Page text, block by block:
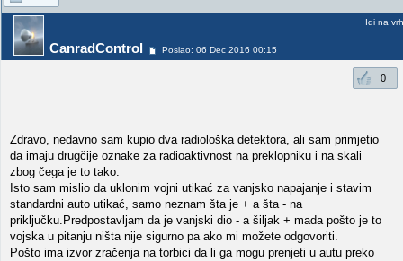
CanradControl Poslao: 06 Dec 2016 00:15
Idi na vrh
0
Zdravo, nedavno sam kupio dva radiološka detektora, ali sam primjetio
da imaju drugčije oznake za radioaktivnost na preklopniku i na skali
zbog čega je to tako.
Isto sam mislio da uklonim vojni utikać za vanjsko napajanje i stavim
standardni auto utikać, samo neznam šta je + a šta - na
priključku.Predpostavljam da je vanjski dio - a šiljak + mada pošto je to
vojska u pitanju ništa nije sigurno pa ako mi možete odgovoriti.
Pošto ima izvor zračenja na torbici da li ga mogu prenjeti u autu preko